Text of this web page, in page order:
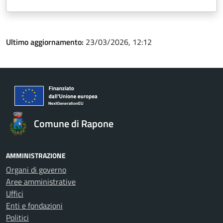
Ultimo aggiornamento: 23/03/2026, 12:12
Comune di Rapone
AMMINISTRAZIONE
Organi di governo
Aree amministrative
Uffici
Enti e fondazioni
Politici